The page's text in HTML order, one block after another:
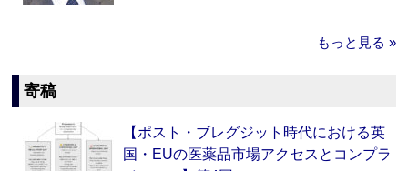
もっと見る »
寄稿
【ポスト・ブレグジット時代における英
国・EUの医薬品市場アクセスとコンプラ